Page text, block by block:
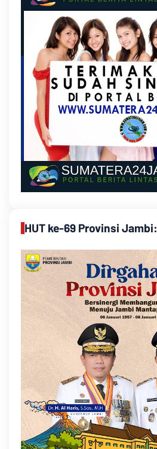
HUT ke-69 Provinsi Jambi: